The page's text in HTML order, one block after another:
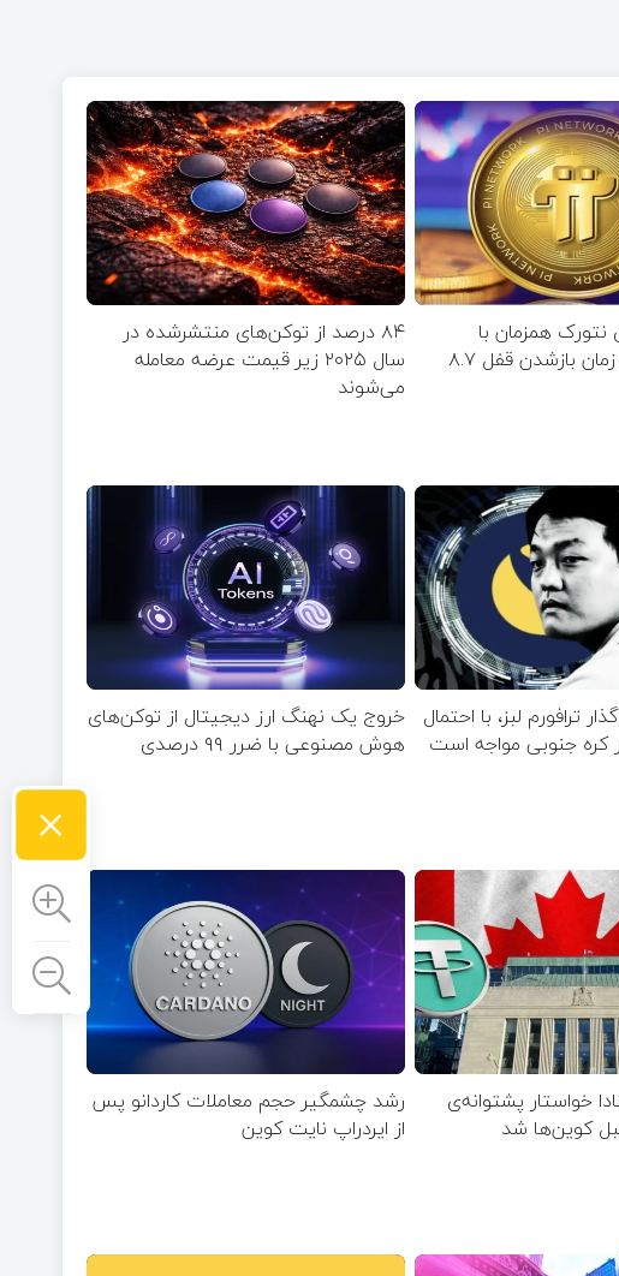
همزمان با
نزدیک‌شدن به زمان بازشدن قفل ۸.۷
۸۴ درصد از توکن‌های منتشر‌شده در
سال ۲۰۲۵ زیر قیمت عرضه معامله
می‌شوند
ترافورم لبز، با احتمال
کره جنوبی مواجه است
خروج یک نهنگ ارز دیجیتال از توکن‌های
هوش مصنوعی با ضرر ۹۹ درصدی
خواستار پشتوانه‌ی
کوین‌ها شد
رشد چشمگیر حجم معاملات کاردانو پس
از ایردراپ نایت‌ کوین
×